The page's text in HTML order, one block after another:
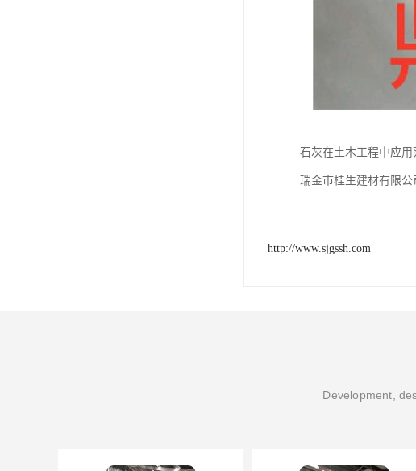
石灰在土木工程中应用
瑞金市桂生建材有限公
http://www.sjgssh.com
Development,